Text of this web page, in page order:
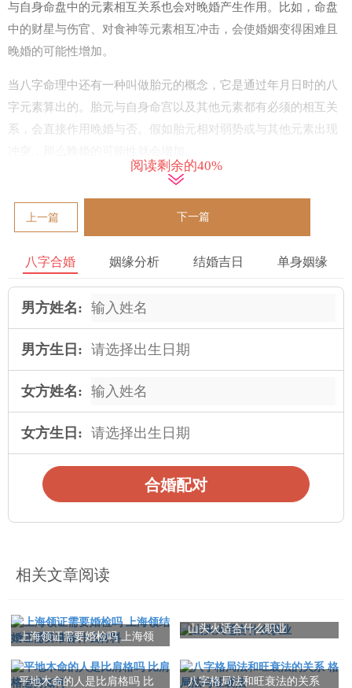
与自身命盘中的元素相互关系也会对晚婚产生作用。比如，命盘
中的财星与伤官、对食神等元素相互冲击，会使婚姻变得困难且
晚婚的可能性增加。
当八字命理中还有一种叫做胎元的概念，它是通过年月日时的八
字元素算出的。胎元与自身命宫以及其他元素都有必须的相互关
系，会直接作用晚婚与否。假如胎元相对弱势或与其他元素出现
依据算命婚姻晚婚八字命理特征，晚婚的年龄普通是在25岁到35
虑，如事业发展、把婚姻观念与家庭负担等。
重自己的职业发展，对婚姻并不着急。而在30岁到35岁之间，部
分人可能已经稳定了自己的事业，并开始考虑婚姻与家庭的问
素进行确定。
的情况各异，晚婚年龄也会受到个人因素的作用。所以 ，在进行
字命理中的命盘结构与胎元也会对晚婚产生作用。晚婚年龄普通
晚婚年龄需要综合考虑个人因素来确定。希望本文能为提供部分
有关晚婚的参考，并对算命婚姻晚婚八字命理特征有更深入的认
识。
阅读剩余的40%
上一篇 下一篇
八字合婚 姻缘分析 结婚吉日 单身姻缘
男方姓名:
男方生日:
女方姓名:
女方生日:
合婚配对
相关文章阅读
上海领证需要婚检吗 上海领
山头火适合什么职业
平地木命的人是比肩格吗 比
八字格局法和旺衰法的关系